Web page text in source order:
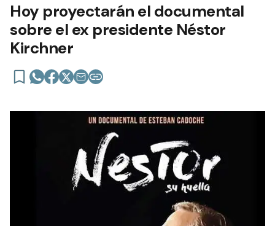
Hoy proyectarán el documental
sobre el ex presidente Néstor
Kirchner